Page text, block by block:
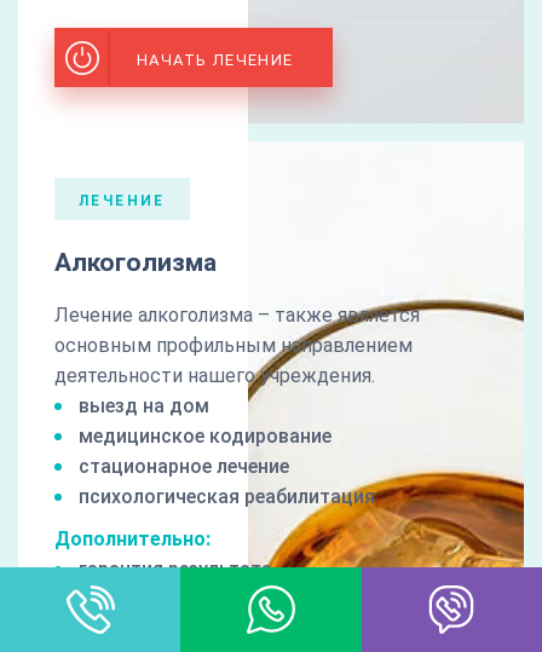
НАЧАТЬ ЛЕЧЕНИЕ
ЛЕЧЕНИЕ
Алкоголизма
Лечение алкоголизма – также является
основным профильным направлением
деятельности нашего учреждения.
выезд на дом
медицинское кодирование
стационарное лечение
психологическая реабилитация
Дополнительно:
гарантия результата
100% анонимность
пост лечебное сопровождение